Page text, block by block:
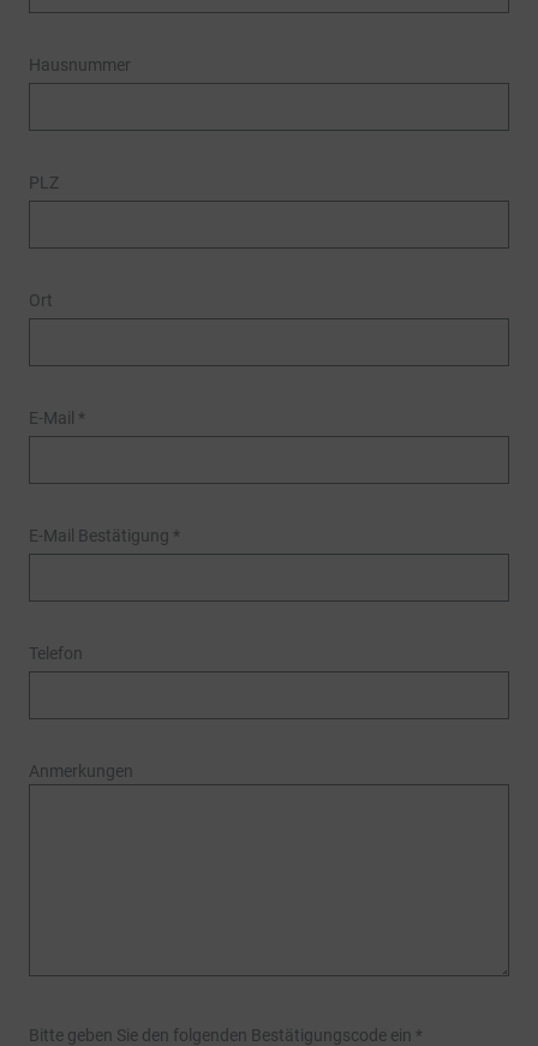
Hausnummer
PLZ
Ort
E-Mail *
E-Mail Bestätigung *
Telefon
Anmerkungen
Bitte geben Sie den folgenden Bestätigungscode ein *